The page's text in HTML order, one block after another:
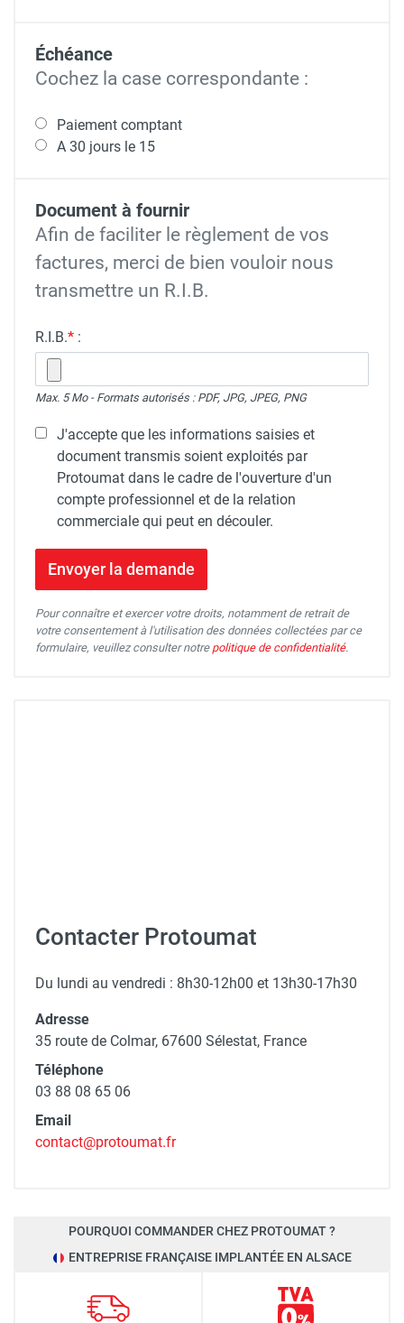
Échéance
Cochez la case correspondante :
Paiement comptant
A 30 jours le 15
Document à fournir
Afin de faciliter le règlement de vos
factures, merci de bien vouloir nous
transmettre un R.I.B.
R.I.B.* :
Max. 5 Mo - Formats autorisés : PDF, JPG, JPEG, PNG
J'accepte que les informations saisies et
document transmis soient exploités par
Protoumat dans le cadre de l'ouverture d'un
compte professionnel et de la relation
commerciale qui peut en découler.
Envoyer la demande
Pour connaître et exercer votre droits, notamment de retrait de
votre consentement à l'utilisation des données collectées par ce
formulaire, veuillez consulter notre politique de confidentialité.
Contacter Protoumat
Du lundi au vendredi : 8h30-12h00 et 13h30-17h30
Adresse
35 route de Colmar, 67600 Sélestat, France
Téléphone
03 88 08 65 06
Email
contact@protoumat.fr
POURQUOI COMMANDER CHEZ PROTOUMAT ?
ENTREPRISE FRANÇAISE IMPLANTÉE EN ALSACE